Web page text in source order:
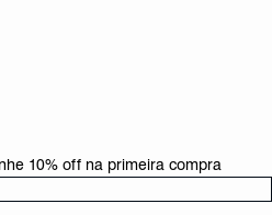
10% off na primeira compra